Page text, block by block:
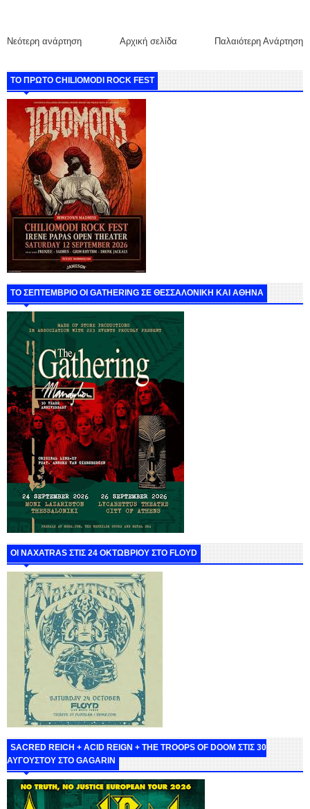
Νεότερη ανάρτηση Παλαιότερη Ανάρτηση
Αρχική σελίδα
ΤΟ ΠΡΩΤΟ CHILIOMODI ROCK FEST
ΤΟ ΣΕΠΤΕΜΒΡΙΟ ΟΙ GATHERING ΣΕ ΘΕΣΣΑΛΟΝΙΚΗ ΚΑΙ ΑΘΗΝΑ
ΟΙ NAXATRAS ΣΤΙΣ 24 ΟΚΤΩΒΡΙΟΥ ΣΤΟ FLOYD
SACRED REICH + ACID REIGN + THE TROOPS OF DOOM ΣΤΙΣ 30
ΑΥΓΟΥΣΤΟΥ ΣΤΟ GAGARIN